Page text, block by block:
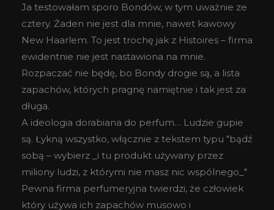
Ja testowałam sporo Bondów, w tym uważnie ze
cztery. Żaden nie jest dla mnie, nawet kawowy
New Haarlem. To jest trochę jak z Histoires – firma
ewidentnie nie jest nastawiona na mnie.
Rozpaczać nie będę, bo Bondy drogie są, a lista
zapachów, których pragnę namiętnie i tak jest za
długa.
A ideologia dorabiana do perfum… Ludzie gupie
są. Łykną wszystko, włącznie z tekstem typu "bądź
sobą – wybierz _i tu produkt używany przez
miliony ludzi, z którymi nie masz nic wspólnego_"
Pewna firma perfumeryjna twierdzi, że człowiek
który używa ich zapachów musowo i